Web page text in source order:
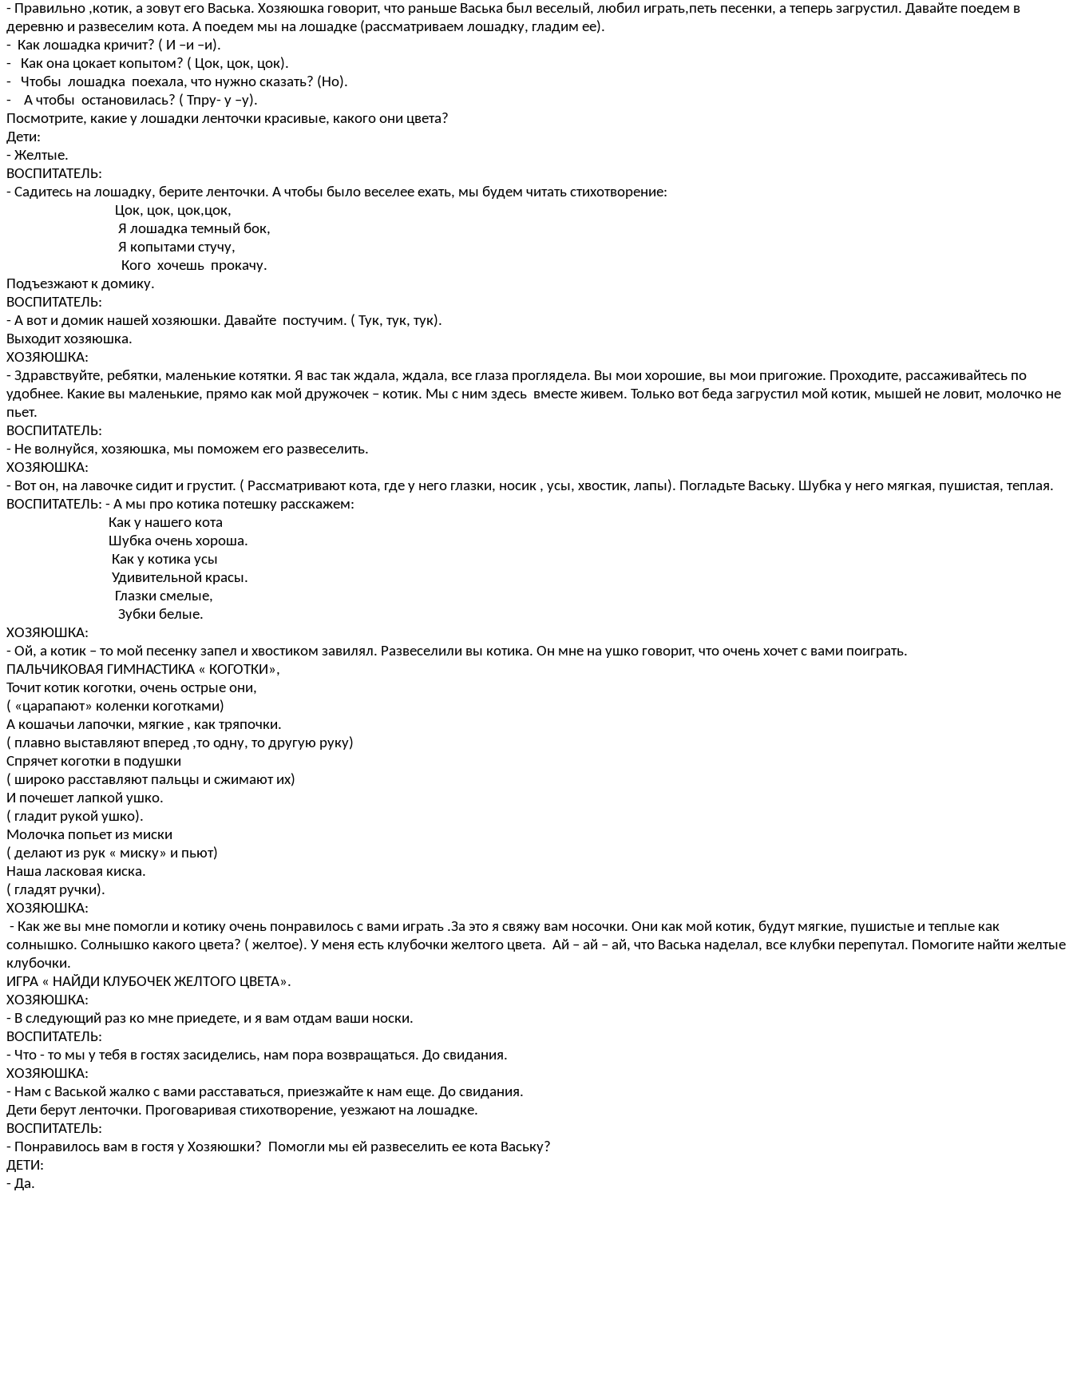
- Правильно ,котик, а зовут его Васька. Хозяюшка говорит, что раньше Васька был веселый, любил играть,петь песенки, а теперь загрустил. Давайте поедем в
деревню и развеселим кота. А поедем мы на лошадке (рассматриваем лошадку, гладим ее).
- Как лошадка кричит? ( И –и –и).
- Как она цокает копытом? ( Цок, цок, цок).
- Чтобы лошадка поехала, что нужно сказать? (Но).
- А чтобы остановилась? ( Тпру- у –у).
Посмотрите, какие у лошадки ленточки красивые, какого они цвета?
Дети:
- Желтые.
ВОСПИТАТЕЛЬ:
- Садитесь на лошадку, берите ленточки. А чтобы было веселее ехать, мы будем читать стихотворение:
Цок, цок, цок,цок,
Я лошадка темный бок,
Я копытами стучу,
Кого хочешь прокачу.
Подъезжают к домику.
ВОСПИТАТЕЛЬ:
- А вот и домик нашей хозяюшки. Давайте постучим. ( Тук, тук, тук).
Выходит хозяюшка.
ХОЗЯЮШКА:
- Здравствуйте, ребятки, маленькие котятки. Я вас так ждала, ждала, все глаза проглядела. Вы мои хорошие, вы мои пригожие. Проходите, рассаживайтесь по
удобнее. Какие вы маленькие, прямо как мой дружочек – котик. Мы с ним здесь вместе живем. Только вот беда загрустил мой котик, мышей не ловит, молочко не
пьет.
ВОСПИТАТЕЛЬ:
- Не волнуйся, хозяюшка, мы поможем его развеселить.
ХОЗЯЮШКА:
- Вот он, на лавочке сидит и грустит. ( Рассматривают кота, где у него глазки, носик , усы, хвостик, лапы). Погладьте Ваську. Шубка у него мягкая, пушистая, теплая.
ВОСПИТАТЕЛЬ: - А мы про котика потешку расскажем:
Как у нашего кота
Шубка очень хороша.
Как у котика усы
Удивительной красы.
Глазки смелые,
Зубки белые.
ХОЗЯЮШКА:
- Ой, а котик – то мой песенку запел и хвостиком завилял. Развеселили вы котика. Он мне на ушко говорит, что очень хочет с вами поиграть.
ПАЛЬЧИКОВАЯ ГИМНАСТИКА « КОГОТКИ»,
Точит котик коготки, очень острые они,
( «царапают» коленки коготками)
А кошачьи лапочки, мягкие , как тряпочки.
( плавно выставляют вперед ,то одну, то другую руку)
Спрячет коготки в подушки
( широко расставляют пальцы и сжимают их)
И почешет лапкой ушко.
( гладит рукой ушко).
Молочка попьет из миски
( делают из рук « миску» и пьют)
Наша ласковая киска.
( гладят ручки).
ХОЗЯЮШКА:
- Как же вы мне помогли и котику очень понравилось с вами играть .За это я свяжу вам носочки. Они как мой котик, будут мягкие, пушистые и теплые как
солнышко. Солнышко какого цвета? ( желтое). У меня есть клубочки желтого цвета. Ай – ай – ай, что Васька наделал, все клубки перепутал. Помогите найти желтые
клубочки.
ИГРА « НАЙДИ КЛУБОЧЕК ЖЕЛТОГО ЦВЕТА».
ХОЗЯЮШКА:
- В следующий раз ко мне приедете, и я вам отдам ваши носки.
ВОСПИТАТЕЛЬ:
- Что - то мы у тебя в гостях засиделись, нам пора возвращаться. До свидания.
ХОЗЯЮШКА:
- Нам с Васькой жалко с вами расставаться, приезжайте к нам еще. До свидания.
Дети берут ленточки. Проговаривая стихотворение, уезжают на лошадке.
ВОСПИТАТЕЛЬ:
- Понравилось вам в гостя у Хозяюшки? Помогли мы ей развеселить ее кота Ваську?
ДЕТИ:
- Да.